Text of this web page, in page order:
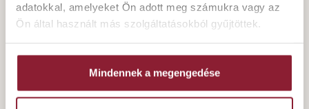
adatokkal, amelyeket Ön adott meg számukra vagy az
Ön által használt más szolgáltatásokból gyűjtöttek.
Mindennek a megengedése